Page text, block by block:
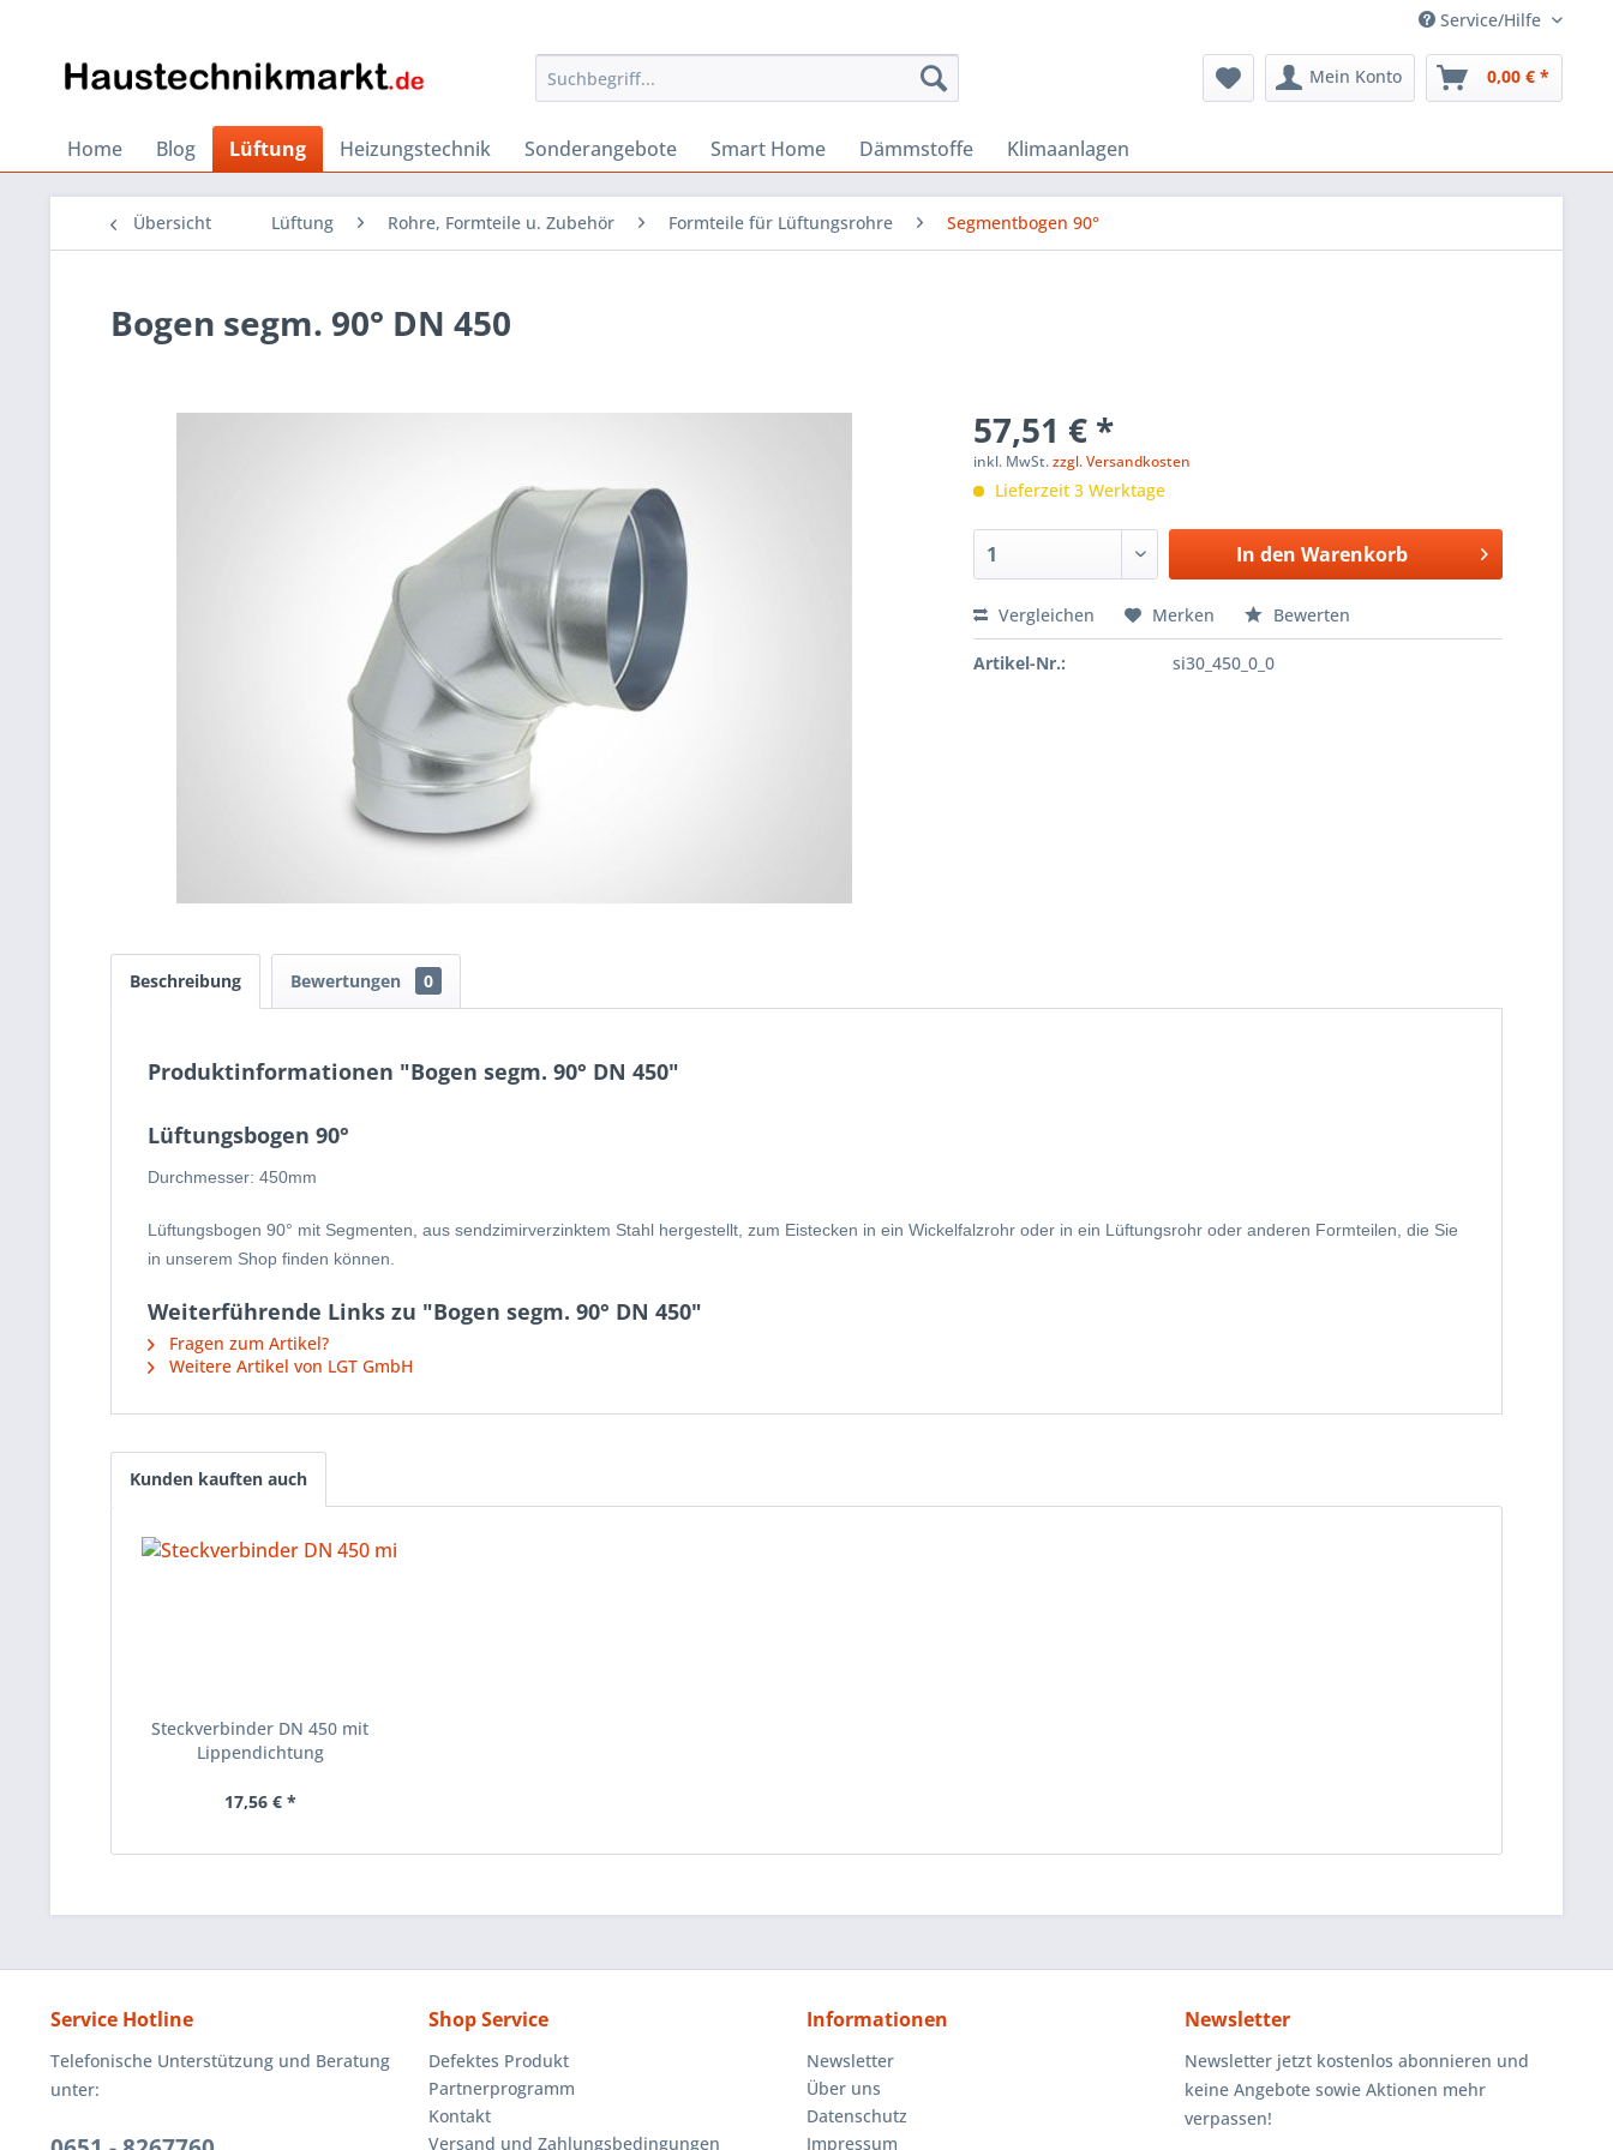
Service/Hilfe
Mein Konto 0,00 € *
Home Blog Lüftung Heizungstechnik Sonderangebote Smart Home Dämmstoffe Klimaanlagen
Übersicht Lüftung Rohre, Formteile u. Zubehör Formteile für Lüftungsrohre Segmentbogen 90°
Bogen segm. 90° DN 450
57,51 € *
inkl. MwSt.zzgl. Versandkosten
Lieferzeit 3 Werktage
In den Warenkorb
Vergleichen Merken Bewerten
Artikel-Nr.: si30_450_0_0
Beschreibung Bewertungen 0
Produktinformationen "Bogen segm. 90° DN 450"
Lüftungsbogen 90°
Durchmesser: 450mm
Lüftungsbogen 90° mit Segmenten, aus sendzimirverzinktem Stahl hergestellt, zum Eistecken in ein Wickelfalzrohr oder in ein Lüftungsrohr oder anderen Formteilen, die Sie
in unserem Shop finden können.
Weiterführende Links zu "Bogen segm. 90° DN 450"
Fragen zum Artikel?
Weitere Artikel von LGT GmbH
Kunden kauften auch
Steckverbinder DN 450 mit
Lippendichtung
17,56 € *
Service Hotline
Telefonische Unterstützung und Beratung
unter:
Shop Service
Defektes Produkt
Partnerprogramm
Kontakt
Versand und Zahlungsbedingungen
Informationen
Newsletter
Über uns
Datenschutz
Impressum
Newsletter
Newsletter jetzt kostenlos abonnieren und
keine Angebote sowie Aktionen mehr
verpassen!